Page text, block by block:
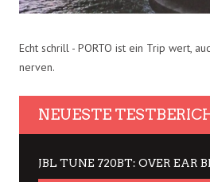
Echt schrill - PORTO ist ein Trip wert,
nerven.
NEUESTE